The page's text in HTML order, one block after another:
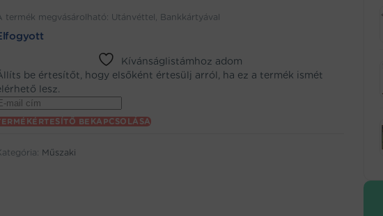
termék megvásárolható: Utánvéttel, Bankkártyával
Kívánságlistámhoz adom
be értesítőt, hogy elsőként értesülj arról, ha ez a termék ismét
lesz.
BEKAPCSOLÁSA
Műszaki